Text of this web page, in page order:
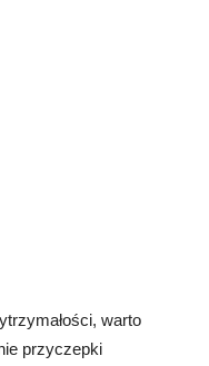
warto
przyczepki